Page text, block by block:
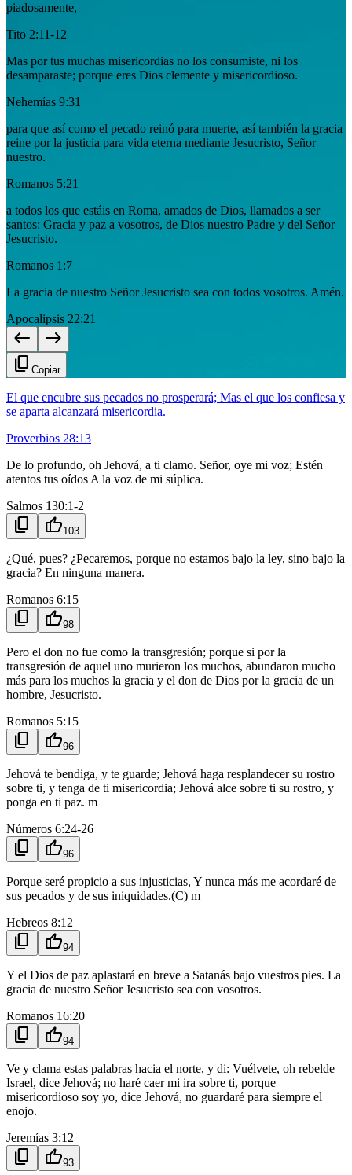
piadosamente,
Tito 2:11-12
Mas por tus muchas misericordias no los consumiste, ni los
desamparaste; porque eres Dios clemente y misericordioso.
Nehemías 9:31
para que así como el pecado reinó para muerte, así también la gracia
reine por la justicia para vida eterna mediante Jesucristo, Señor
nuestro.
Romanos 5:21
a todos los que estáis en Roma, amados de Dios, llamados a ser
santos: Gracia y paz a vosotros, de Dios nuestro Padre y del Señor
Jesucristo.
Romanos 1:7
La gracia de nuestro Señor Jesucristo sea con todos vosotros. Amén.
Apocalipsis 22:21
west
east
content_copy Copiar
El que encubre sus pecados no prosperará; Mas el que los confiesa y
se aparta alcanzará misericordia.
Proverbios 28:13
De lo profundo, oh Jehová, a ti clamo. Señor, oye mi voz; Estén
atentos tus oídos A la voz de mi súplica.
Salmos 130:1-2
content_copy thumb_up103
¿Qué, pues? ¿Pecaremos, porque no estamos bajo la ley, sino bajo la
gracia? En ninguna manera.
Romanos 6:15
content_copy thumb_up98
Pero el don no fue como la transgresión; porque si por la
transgresión de aquel uno murieron los muchos, abundaron mucho
más para los muchos la gracia y el don de Dios por la gracia de un
hombre, Jesucristo.
Romanos 5:15
content_copy thumb_up96
Jehová te bendiga, y te guarde; Jehová haga resplandecer su rostro
sobre ti, y tenga de ti misericordia; Jehová alce sobre ti su rostro, y
ponga en ti paz. m
Números 6:24-26
content_copy thumb_up96
Porque seré propicio a sus injusticias, Y nunca más me acordaré de
sus pecados y de sus iniquidades.(C) m
Hebreos 8:12
content_copy thumb_up94
Y el Dios de paz aplastará en breve a Satanás bajo vuestros pies. La
gracia de nuestro Señor Jesucristo sea con vosotros.
Romanos 16:20
content_copy thumb_up94
Ve y clama estas palabras hacia el norte, y di: Vuélvete, oh rebelde
Israel, dice Jehová; no haré caer mi ira sobre ti, porque
misericordioso soy yo, dice Jehová, no guardaré para siempre el
enojo.
Jeremías 3:12
content_copy thumb_up93